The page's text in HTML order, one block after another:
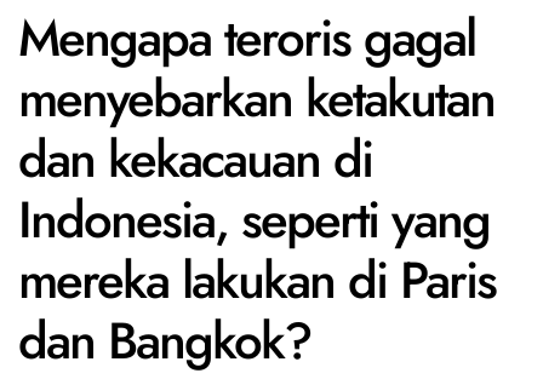
Mengapa teroris gagal
menyebarkan ketakutan
dan kekacauan di
Indonesia, seperti yang
mereka lakukan di Paris
dan Bangkok?